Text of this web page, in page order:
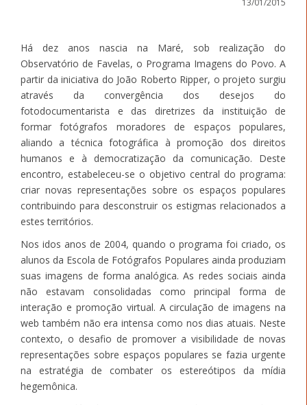
Há dez anos nascia na Maré, sob realização do
Observatório de Favelas, o Programa Imagens do Povo. A
partir da iniciativa do João Roberto Ripper, o projeto surgiu
através da convergência dos desejos do
fotodocumentarista e das diretrizes da instituição de
formar fotógrafos moradores de espaços populares,
aliando a técnica fotográfica à promoção dos direitos
humanos e à democratização da comunicação. Deste
encontro, estabeleceu-se o objetivo central do programa:
criar novas representações sobre os espaços populares
contribuindo para desconstruir os estigmas relacionados a
estes territórios.
Nos idos anos de 2004, quando o programa foi criado, os
alunos da Escola de Fotógrafos Populares ainda produziam
suas imagens de forma analógica. As redes sociais ainda
não estavam consolidadas como principal forma de
interação e promoção virtual. A circulação de imagens na
web também não era intensa como nos dias atuais. Neste
contexto, o desafio de promover a visibilidade de novas
representações sobre espaços populares se fazia urgente
na estratégia de combater os estereótipos da mídia
hegemônica.